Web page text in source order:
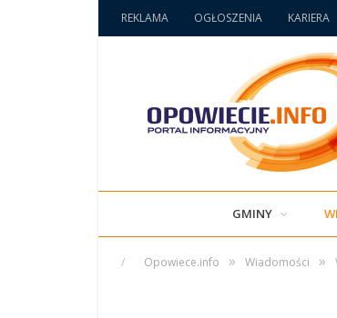
REKLAMA OGŁOSZENIA KARIERA
GMINY
/ Opowiece.info » Wiadomości »